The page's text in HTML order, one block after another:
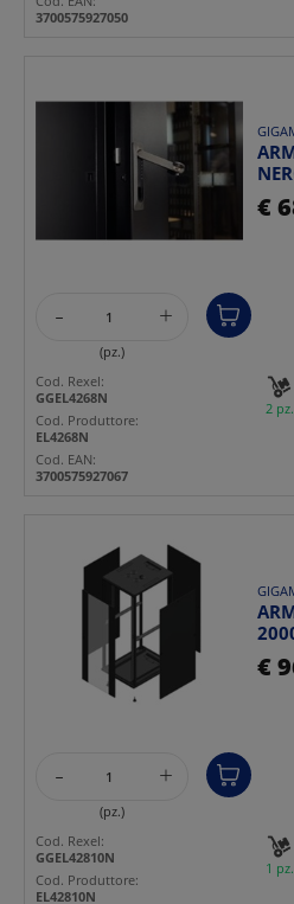
3700575927050
€
- +
(pz.)
2 pz.
Cod. Rexel:
GGEL4268N
Cod. Produttore:
EL4268N
Cod. EAN:
3700575927067
€
- +
(pz.)
1 pz.
Cod. Rexel:
GGEL42810N
Cod. Produttore:
EL42810N